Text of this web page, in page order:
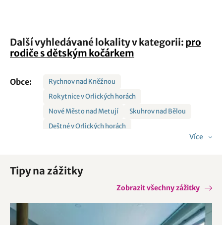
Další vyhledávané lokality v kategorii: pro
rodiče s dětským kočárkem
Obce:
Rychnov nad Kněžnou
Rokytnice v Orlických horách
Nové Město nad Metují
Skuhrov nad Bělou
Deštné v Orlických horách
Borovnice
Více
Tipy na zážitky
Zobrazit všechny zážitky